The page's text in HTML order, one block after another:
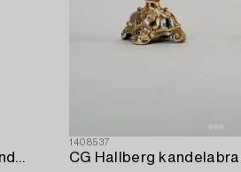
Kungliga svenska Vasaorden Kommendörskraschan,
1408537